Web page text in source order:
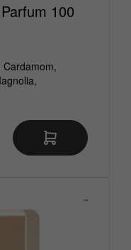
100
Cardamom,